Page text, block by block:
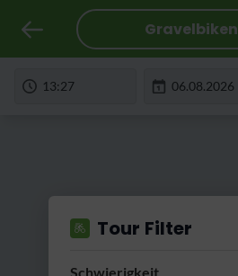
Gravelbiken
Tour Filter
Schwierigkeit